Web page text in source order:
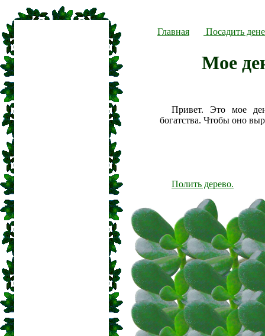
Главная Посадить
Мое
Привет. Это мое
богатства. Чтобы оно
Полить дерево.